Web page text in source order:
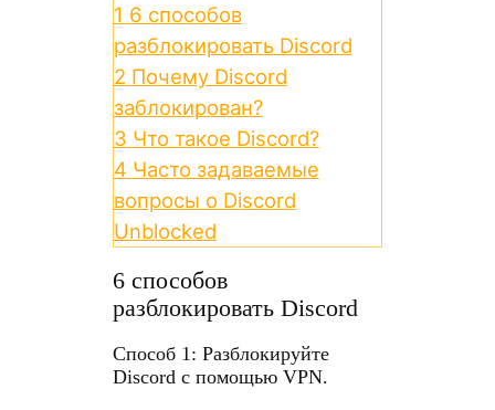
1 6 способов
разблокировать Discord
2 Почему Discord
заблокирован?
3 Что такое Discord?
4 Часто задаваемые
вопросы о Discord
Unblocked
6 способов
разблокировать Discord
Способ 1: Разблокируйте
Discord с помощью VPN.